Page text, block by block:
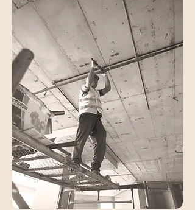
「土木せんせい」は、土木業界に特化
したプラットフォームです。
民間事業者とインフラ維持管理を担う
市町村が、日常的に意見交換できる場
を提供します。